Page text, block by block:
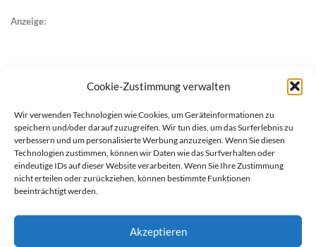
Cookie-Zustimmung verwalten
Wir verwenden Technologien wie Cookies, um Geräteinformationen zu
speichern und/oder darauf zuzugreifen. Wir tun dies, um das Surferlebnis zu
verbessern und um personalisierte Werbung anzuzeigen. Wenn Sie diesen
Technologien zustimmen, können wir Daten wie das Surfverhalten oder
eindeutige IDs auf dieser Website verarbeiten. Wenn Sie Ihre Zustimmung
nicht erteilen oder zurückziehen, können bestimmte Funktionen
beeinträchtigt werden.
Akzeptieren
Anzeige: